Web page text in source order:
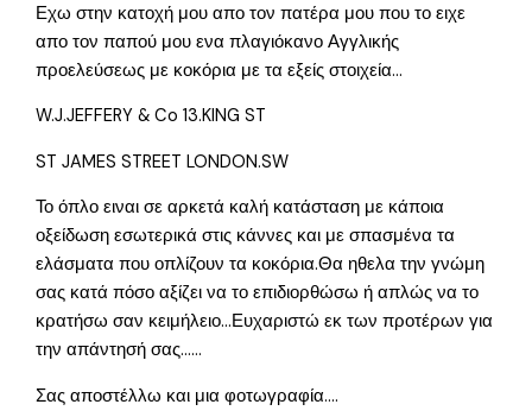
Εχω στην κατοχή μου απο τον πατέρα μου που το ειχε
απο τον παπού μου ενα πλαγιόκανο Αγγλικής
προελεύσεως με κοκόρια με τα εξείς στοιχεία…
W.J.JEFFERY & Co 13.KING ST
ST JAMES STREET LONDON.SW
Το όπλο ειναι σε αρκετά καλή κατάσταση με κάποια
οξείδωση εσωτερικά στις κάννες και με σπασμένα τα
ελάσματα που οπλίζουν τα κοκόρια.Θα ηθελα την γνώμη
σας κατά πόσο αξίζει να το επιδιορθώσω ή απλώς να το
κρατήσω σαν κειμήλειο…Ευχαριστώ εκ των προτέρων για
την απάντησή σας……
Σας αποστέλλω και μια φοτωγραφία….